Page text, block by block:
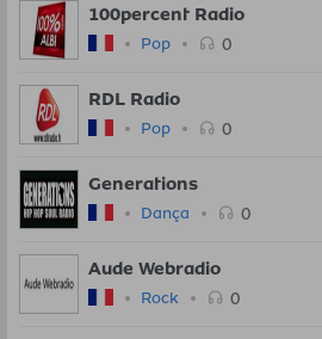
100percent Radio
Pop 0
RDL Radio
Pop 0
Generations
Dança 0
Aude Webradio
Rock 0